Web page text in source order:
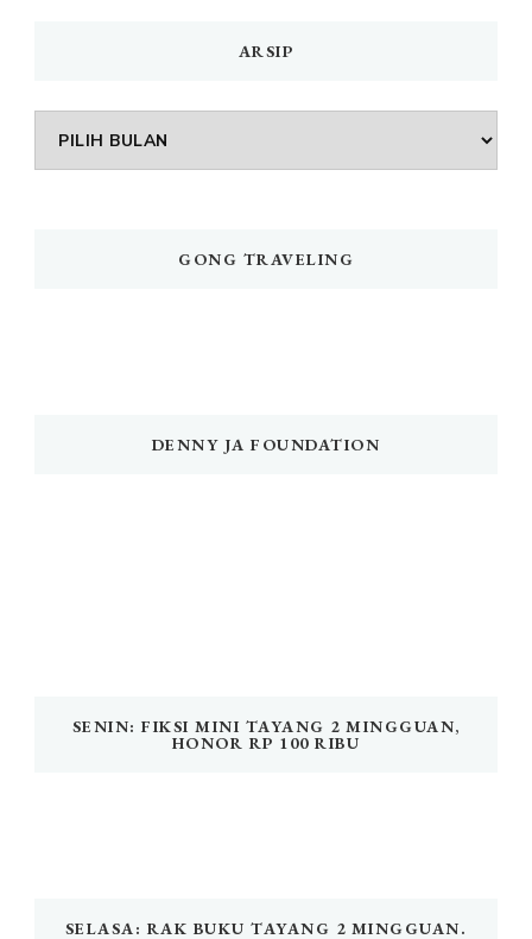
ARSIP
Arsip
GONG TRAVELING
DENNY JA FOUNDATION
SENIN: FIKSI MINI TAYANG 2 MINGGUAN,
HONOR RP 100 RIBU
SELASA: RAK BUKU TAYANG 2 MINGGUAN.